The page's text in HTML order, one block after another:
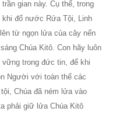
gian này. Cụ thể, trong
khi đổ nước Rửa Tội, Linh
từ ngọn lửa của cây nến
Chúa Kitô. Con hãy luôn
trong đức tin, để khi
Người với toàn thể các
Chúa đã ném lửa vào
phải giữ lửa Chúa Kitô